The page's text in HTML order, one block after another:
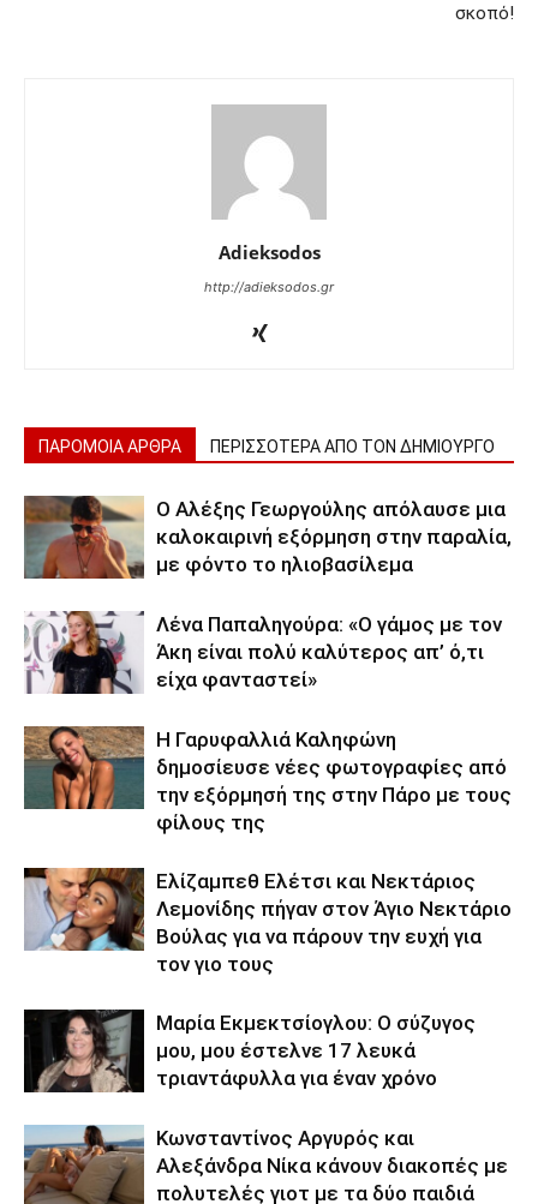
σκοπό!
Adieksodos
http://adieksodos.gr
ΠΑΡΟΜΟΙΑ ΑΡΘΡΑ ΠΕΡΙΣΣΟΤΕΡΑ ΑΠΟ ΤΟΝ ΔΗΜΙΟΥΡΓΟ
Ο Αλέξης Γεωργούλης απόλαυσε μια
καλοκαιρινή εξόρμηση στην παραλία,
με φόντο το ηλιοβασίλεμα
Λένα Παπαληγούρα: «Ο γάμος με τον
Άκη είναι πολύ καλύτερος απ’ ό,τι
είχα φανταστεί»
Η Γαρυφαλλιά Καληφώνη
δημοσίευσε νέες φωτογραφίες από
την εξόρμησή της στην Πάρο με τους
φίλους της
Ελίζαμπεθ Ελέτσι και Νεκτάριος
Λεμονίδης πήγαν στον Άγιο Νεκτάριο
Βούλας για να πάρουν την ευχή για
τον γιο τους
Μαρία Εκμεκτσίογλου: O σύζυγος
μου, μου έστελνε 17 λευκά
τριαντάφυλλα για έναν χρόνο
Κωνσταντίνος Αργυρός και
Αλεξάνδρα Νίκα κάνουν διακοπές με
πολυτελές γιοτ με τα δύο παιδιά